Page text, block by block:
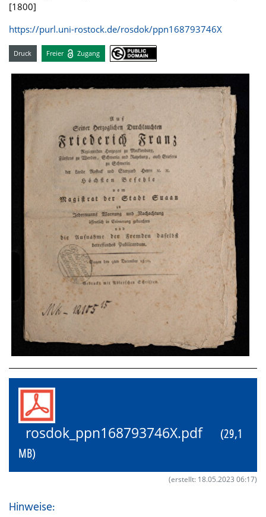
[1800]
https://purl.uni-rostock.de/rosdok/ppn168793746X
Druck Freier Zugang
rosdok_ppn168793746X.pdf
(29,1
MB)
(erstellt: 18.05.2023 06:17)
Hinweise: